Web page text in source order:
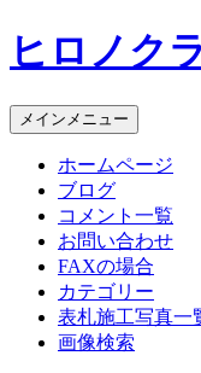
コ
ン
ン
ツ
ヒロノク
メインメニュー
ホームページ
ブログ
コメント一覧
お問い合わせ
FAXの場合
カテゴリー
表札施工写真一
画像検索